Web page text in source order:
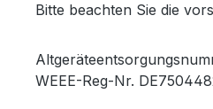
Bitte beachten Sie die
WEEE-Reg-Nr.